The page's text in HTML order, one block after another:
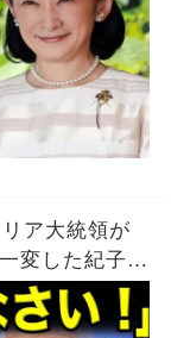
ア大統領が
変した紀子さ